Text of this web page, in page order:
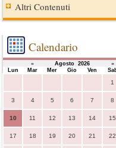
Altri Contenuti
Calendario
« Agosto 2026
»
Lun
Mar Mer Gio Ven
1
3 4 5 6 7 8
10 11 12 13 14 15
17 18 19 20 21 22